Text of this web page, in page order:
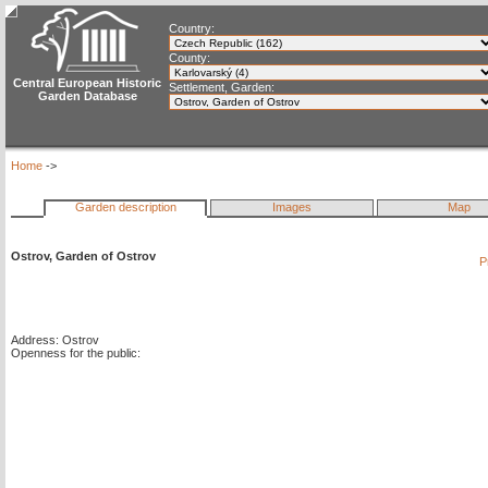
Central European Historic
Garden Database
Country:
County:
Settlement, Garden:
Home ->
Garden description Images Map
Ostrov, Garden of Ostrov
Address: Ostrov
Openness for the public: